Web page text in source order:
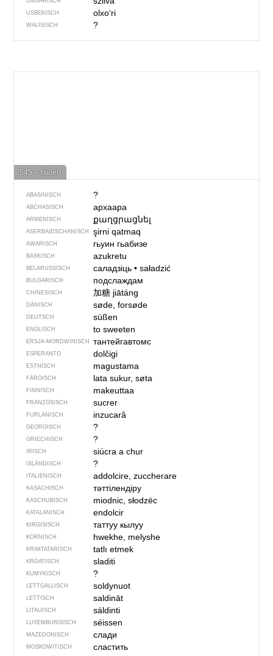
USBEKISCH olxoʻri
WALISISCH ?
545 – süßen
ABASINISCH ?
ABCHASISCH архаара
ARMENISCH քաղցրացնել
ASERBAIDSCHANISCH şirni qatmaq
AWARISCH гьуин гьабизе
BASKISCH azukretu
BELARUSSISCH саладзіць• saładzić
BULGARISCH подслаждам
CHINESISCH 加糖 jiātáng
DÄNISCH søde, forsøde
DEUTSCH süßen
ENGLISCH to sweeten
ERSJA-MORDWINISCH тантейгавтомс
ESPERANTO dolĉigi
ESTNISCH magustama
FÄRÖISCH lata sukur, søta
FINNISCH makeuttaa
FRANZÖSISCH sucrer
FURLANISCH inzucarâ
GEORGISCH ?
GRIECHISCH ?
IRISCH siúcra a chur
ISLÄNDISCH ?
ITALIENISCH addolcire, zuccherare
KASACHISCH тәттілендіру
KASCHUBISCH miodnic, słodzëc
KATALANISCH endolcir
KIRGISISCH таттуу кылуу
KORNISCH hwekhe, melyshe
KRIMTATARISCH tatlı etmek
KROATISCH sladiti
KUMYKISCH ?
LETTGALLISCH soldynuot
LETTISCH saldināt
LITAUISCH sáldinti
LUXEMBURGISCH séissen
MAZEDONISCH слади
MOSKOWITISCH
сластить